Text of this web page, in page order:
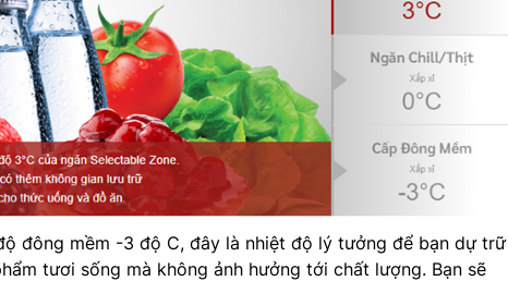
đông mềm -3 độ C, đây là nhiệt độ lý tưởng để bạn dự trữ
tươi sống mà không ảnh hưởng tới chất lượng. Bạn sẽ